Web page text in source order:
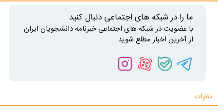
ما را در شبکه های اجتماعی دنبال کنید
با عضویت در شبکه های اجتماعی خبرنامه دانشجویان ایران
از آخرین اخبار مطلع شوید
نظرات